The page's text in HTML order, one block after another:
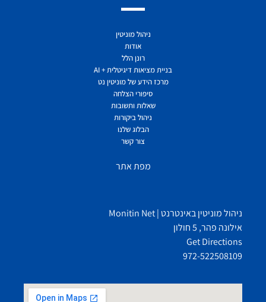
ניהול מוניטין
אודות
רונן הלל
בניית מציאות דיגיטלית + AI
מרכז הידע של מוניטין נט
סיפורי הצלחה
שאלות ותשובות
ניהול ביקורות
הבלוג שלנו
צור קשר
מפת אתר
ניהול מוניטין באינטרנט | Monitin Net
אילונה פהר, 5 חולון
Get Directions
972-522508109